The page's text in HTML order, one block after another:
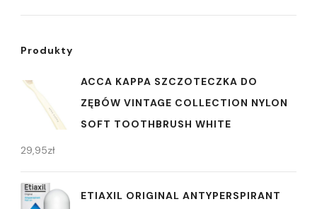
Produkty
ACCA KAPPA SZCZOTECZKA DO
ZĘBÓW VINTAGE COLLECTION NYLON
SOFT TOOTHBRUSH WHITE
29,95zł
ETIAXIL ORIGINAL ANTYPERSPIRANT